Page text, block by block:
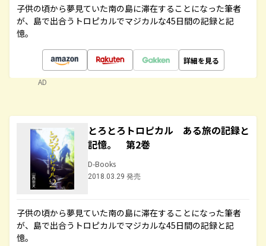
子供の頃から夢見ていた南の島に滞在することになった筆者
が、島で出合うトロピカルでマジカルな45日間の記録と記
憶。
詳細を見る
AD
とろとろトロピカル ある旅の記録と
記憶。 第2巻
D-Books
2018.03.29 発売
子供の頃から夢見ていた南の島に滞在することになった筆者
が、島で出合うトロピカルでマジカルな45日間の記録と記
憶。